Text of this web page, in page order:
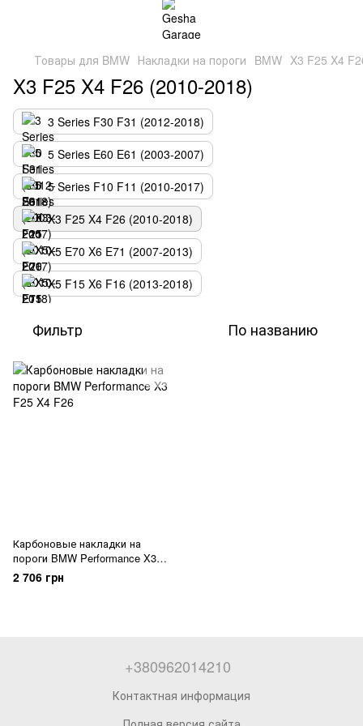
Товары для BMW Накладки на пороги BMW X3 F25 X4
X3 F25 X4 F26 (2010-2018)
3 Series F30 F31 (2012-2018)
5 Series E60 E61 (2003-2007)
5 Series F10 F11 (2010-2017)
X3 F25 X4 F26 (2010-2018)
X5 E70 X6 E71 (2007-2013)
X5 F15 X6 F16 (2013-2018)
Фильтр По названию
Карбоновые накладки на
пороги BMW Performance X3
F25 X4 F26
2 706 грн
+380962014210
Контактная информация